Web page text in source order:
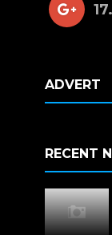
ADVERT
RECENT